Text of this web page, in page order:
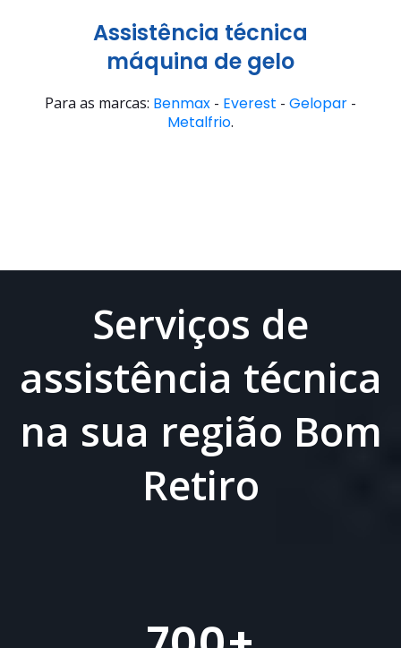
Assistência técnica
máquina de gelo
Para as marcas: Benmax - Everest - Gelopar -
Metalfrio.
Serviços de
assistência técnica
na sua região Bom
Retiro